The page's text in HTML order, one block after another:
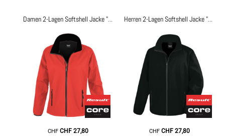
Damen 2-Lagen Softshell Jacke "Printable" R231F
CHF CHF27,80
Herren 2-Lagen Softshell Jacke "Printable"
CHF CHF27,80